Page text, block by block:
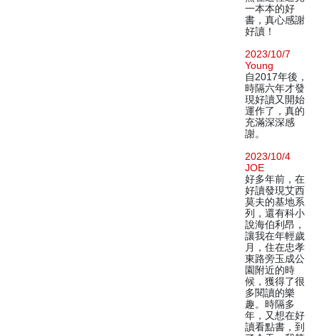
一本本的好
書，真心感謝
好讀！
2023/10/7
Young
自2017年後，
時隔六年才發
現好讀又開始
運作了，真的
充滿深深感
謝。
2023/10/4
JOE
好多年前，在
好讀發現艾西
莫夫的基地系
列，還有科小
說海伯利昂，
讓我在年輕歲
月，住在忠孝
東路旁玉成公
園附近的時
候，獲得了很
多閱讀的樂
趣。時隔多
年，又想在好
讀看點書，到